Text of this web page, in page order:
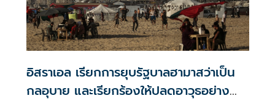
อิสราเอล เรียกการยุบรัฐบาลฮามาสว่าเป็น
กลอุบาย และเรียกร้องให้ปลดอาวุธอย่าง